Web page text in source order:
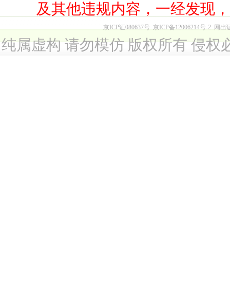
及其他违规内容，一经发现
京ICP证080637号 京ICP备12006214号-2 网出
纯属虚构 请勿模仿 版权所有 侵权